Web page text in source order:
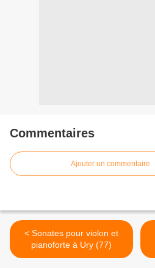
Commentaires
Ajouter un commentaire
< Sonates pour violon et
pianoforte à Ury (77)